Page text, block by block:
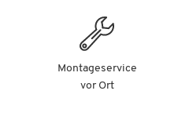
Montageservice
vor Ort